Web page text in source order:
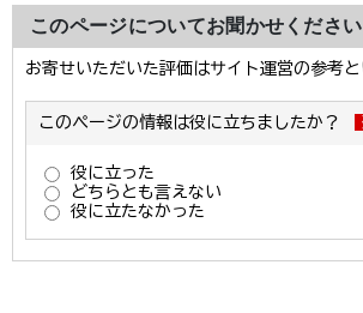
このページについてお聞かせください